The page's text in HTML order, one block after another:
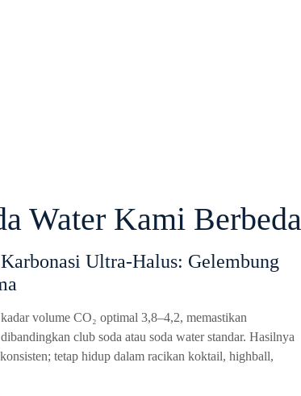
Water Kami Berbeda
Ultra-Halus: Gelembung
volume CO₂ optimal 3,8–4,2, memastikan
club soda atau soda water standar. Hasilnya
tetap hidup dalam racikan koktail, highball,